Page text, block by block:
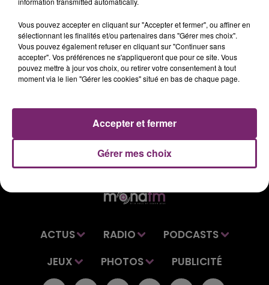
Retrouvez vos dernières informations régionales dans
le journal de 12h, sur Mona FM.
ACTUS RADIO
PODCASTS
JEUX
PHOTOS PUBLICITÉ
Vous pouvez accepter en cliquant sur "Accepter et fermer", ou affiner en
sélectionnant les finalités et/ou partenaires dans "Gérer mes choix".
Vous pouvez également refuser en cliquant sur "Continuer sans
accepter". Vos préférences ne s'appliqueront que pour ce site. Vous
pouvez mettre à jour vos choix, ou retirer votre consentement à tout
moment via le lien "Gérer les cookies" situé en bas de chaque page.
Gérer mes choix
Accepter et fermer